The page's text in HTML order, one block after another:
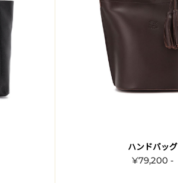
ハンドバッグ
¥79,200 -